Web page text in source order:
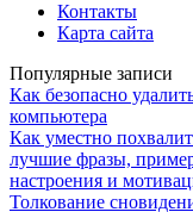
Контакты
Карта сайта
Популярные записи
Как безопасно
компьютера
Как уместно
лучшие фразы,
настроения и
Толкование